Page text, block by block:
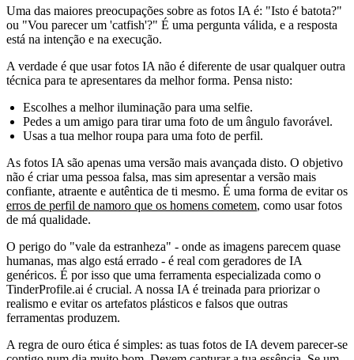
Uma das maiores preocupações sobre as fotos IA é: "Isto é batota?"
ou "Vou parecer um 'catfish'?" É uma pergunta válida, e a resposta
está na intenção e na execução.
A verdade é que usar fotos IA não é diferente de usar qualquer outra
técnica para te apresentares da melhor forma. Pensa nisto:
Escolhes a melhor iluminação para uma selfie.
Pedes a um amigo para tirar uma foto de um ângulo favorável.
Usas a tua melhor roupa para uma foto de perfil.
As fotos IA são apenas uma versão mais avançada disto. O objetivo
não é criar uma pessoa falsa, mas sim apresentar a versão mais
confiante, atraente e autêntica de ti mesmo. É uma forma de evitar os
erros de perfil de namoro que os homens cometem, como usar fotos
de má qualidade.
O perigo do "vale da estranheza" - onde as imagens parecem quase
humanas, mas algo está errado - é real com geradores de IA
genéricos. É por isso que uma ferramenta especializada como o
TinderProfile.ai é crucial. A nossa IA é treinada para priorizar o
realismo e evitar os artefatos plásticos e falsos que outras
ferramentas produzem.
A regra de ouro ética é simples: as tuas fotos de IA devem parecer-se